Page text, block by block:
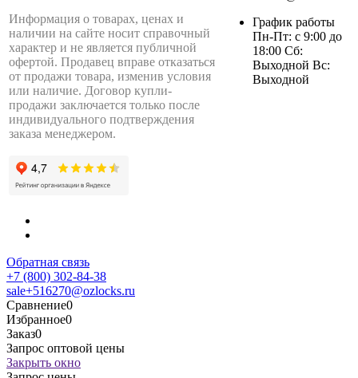
Информация о товарах, ценах и
наличии на сайте носит справочный
характер и не является публичной
офертой. Продавец вправе отказаться
от продажи товара, изменив условия
или наличие. Договор купли-
продажи заключается только после
индивидуального подтверждения
заказа менеджером.
График работы
Пн-Пт: с 9:00 до
18:00 Сб:
Выходной Вс:
Выходной
Обратная связь
+7 (800) 302-84-38
sale+516270@ozlocks.ru
Сравнение0
Избранное0
Заказ0
Запрос оптовой цены
Закрыть окно